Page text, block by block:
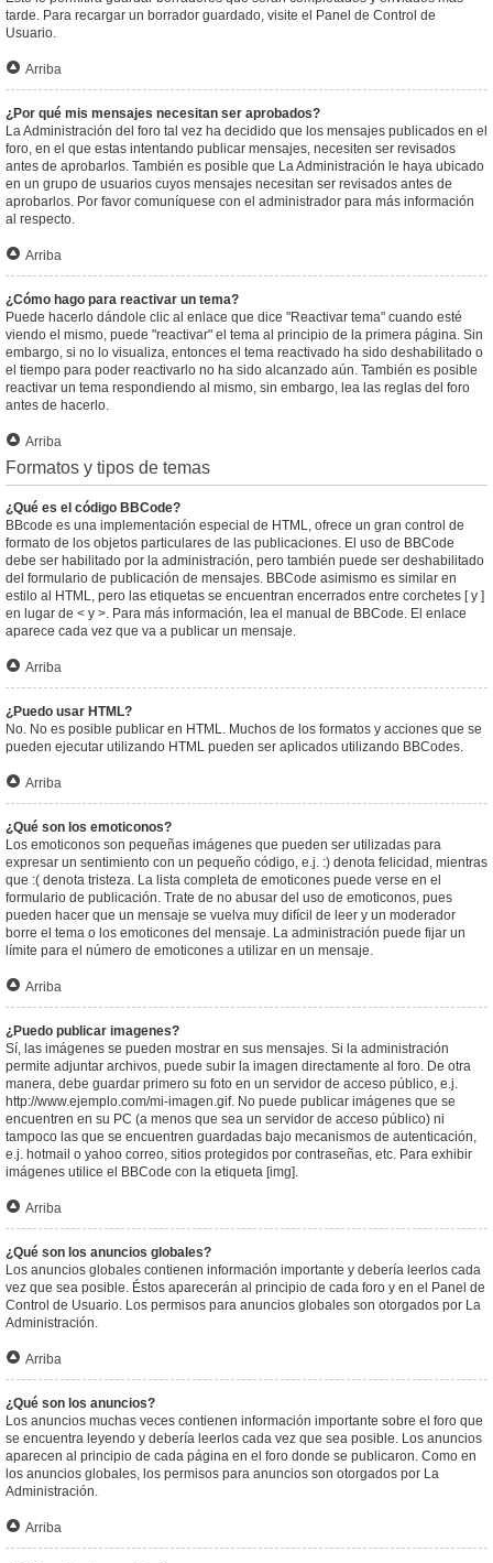
tarde. Para recargar un borrador guardado, visite el Panel de Control de
Usuario.
Arriba
¿Por qué mis mensajes necesitan ser aprobados?
La Administración del foro tal vez ha decidido que los mensajes publicados en el
foro, en el que estas intentando publicar mensajes, necesiten ser revisados
antes de aprobarlos. También es posible que La Administración le haya ubicado
en un grupo de usuarios cuyos mensajes necesitan ser revisados antes de
aprobarlos. Por favor comuníquese con el administrador para más información
al respecto.
Arriba
¿Cómo hago para reactivar un tema?
Puede hacerlo dándole clic al enlace que dice "Reactivar tema" cuando esté
viendo el mismo, puede "reactivar" el tema al principio de la primera página. Sin
embargo, si no lo visualiza, entonces el tema reactivado ha sido deshabilitado o
el tiempo para poder reactivarlo no ha sido alcanzado aún. También es posible
reactivar un tema respondiendo al mismo, sin embargo, lea las reglas del foro
antes de hacerlo.
Arriba
Formatos y tipos de temas
¿Qué es el código BBCode?
BBcode es una implementación especial de HTML, ofrece un gran control de
formato de los objetos particulares de las publicaciones. El uso de BBCode
debe ser habilitado por la administración, pero también puede ser deshabilitado
del formulario de publicación de mensajes. BBCode asimismo es similar en
estilo al HTML, pero las etiquetas se encuentran encerrados entre corchetes [ y ]
en lugar de < y >. Para más información, lea el manual de BBCode. El enlace
aparece cada vez que va a publicar un mensaje.
Arriba
¿Puedo usar HTML?
No. No es posible publicar en HTML. Muchos de los formatos y acciones que se
pueden ejecutar utilizando HTML pueden ser aplicados utilizando BBCodes.
Arriba
¿Qué son los emoticonos?
Los emoticonos son pequeñas imágenes que pueden ser utilizadas para
expresar un sentimiento con un pequeño código, e.j. :) denota felicidad, mientras
que :( denota tristeza. La lista completa de emoticones puede verse en el
formulario de publicación. Trate de no abusar del uso de emoticonos, pues
pueden hacer que un mensaje se vuelva muy difícil de leer y un moderador
borre el tema o los emoticones del mensaje. La administración puede fijar un
límite para el número de emoticones a utilizar en un mensaje.
Arriba
¿Puedo publicar imagenes?
Sí, las imágenes se pueden mostrar en sus mensajes. Si la administración
permite adjuntar archivos, puede subir la imagen directamente al foro. De otra
manera, debe guardar primero su foto en un servidor de acceso público, e.j.
http://www.ejemplo.com/mi-imagen.gif. No puede publicar imágenes que se
encuentren en su PC (a menos que sea un servidor de acceso público) ni
tampoco las que se encuentren guardadas bajo mecanismos de autenticación,
e.j. hotmail o yahoo correo, sitios protegidos por contraseñas, etc. Para exhibir
imágenes utilice el BBCode con la etiqueta [img].
Arriba
¿Qué son los anuncios globales?
Los anuncios globales contienen información importante y debería leerlos cada
vez que sea posible. Éstos aparecerán al principio de cada foro y en el Panel de
Control de Usuario. Los permisos para anuncios globales son otorgados por La
Administración.
Arriba
¿Qué son los anuncios?
Los anuncios muchas veces contienen información importante sobre el foro que
se encuentra leyendo y debería leerlos cada vez que sea posible. Los anuncios
aparecen al principio de cada página en el foro donde se publicaron. Como en
los anuncios globales, los permisos para anuncios son otorgados por La
Administración.
Arriba